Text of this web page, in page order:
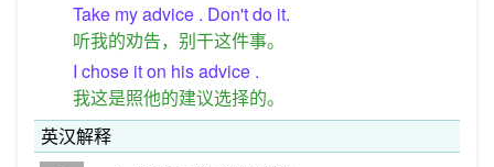
Take my advice . Don't do it.
听我的劝告，别干这件事。
I chose it on his advice .
我这是照他的建议选择的。
英汉解释